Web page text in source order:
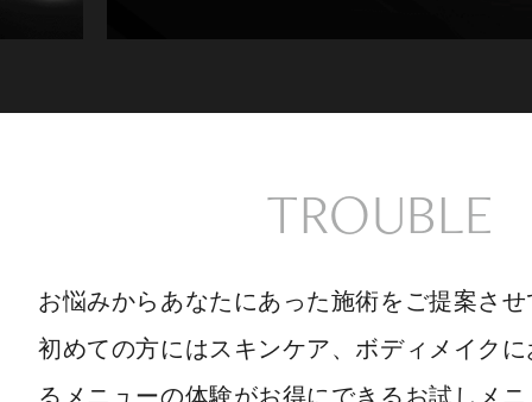
TROUBLE
お悩みからあなたにあった施術をご提案さ
初めての方にはスキンケア、ボディメイク
るメニューの体験がお得にできるお試しメ